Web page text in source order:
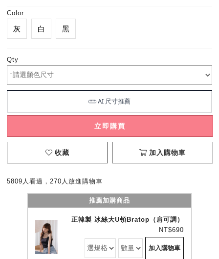
Color
灰 白 黑
Qty
立即購買
收藏 加入購物車
5809人看過，270人放進購物車
推薦加購商品
正韓製 冰絲大U領Bratop（肩可調）
NT$690
加入購物車